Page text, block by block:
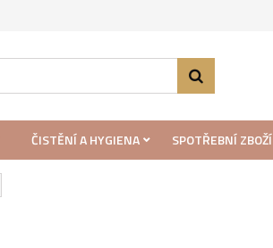
ČISTĚNÍ A HYGIENA SPOTŘEBNÍ ZBOŽÍ